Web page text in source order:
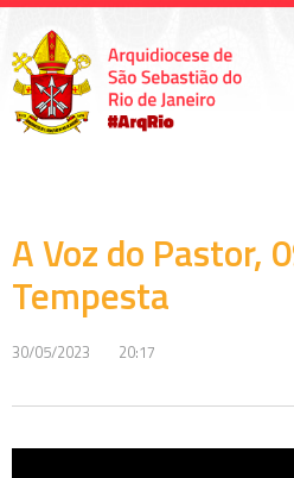
A Voz do Pastor,
Tempesta
30/05/2023 20:17